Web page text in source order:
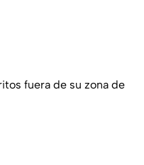
fuera de su zona de